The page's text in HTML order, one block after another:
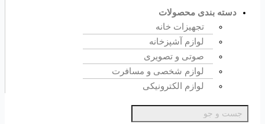
دسته بندی محصولات
تجهیزات خانه
لوازم آشپزخانه
صوتی و تصویری
لوازم شخصی و مسافرت
لوازم الکترونیکی